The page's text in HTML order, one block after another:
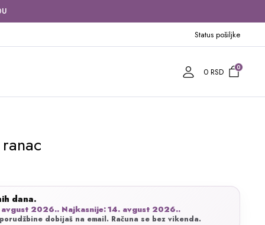
Status pošiljke
0RSD 0
dana.
avgust 2026.. Najkasnije: 14. avgust 2026..
dobijaš na email. Računa se bez vikenda.